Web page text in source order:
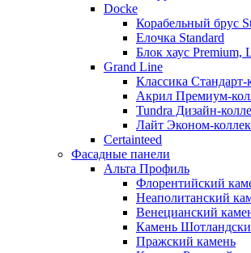
Docke
Корабельный брус
Елочка Standard
Блок хаус Premium,
Grand Line
Классика Стандарт-
Акрил Премиум-
Tundra Дизайн-
Лайт Эконом-
Certainteed
Фасадные панели
Альта Профиль
Флорентийский
Неаполитанский
Венецианский
Камень
Пражский камень